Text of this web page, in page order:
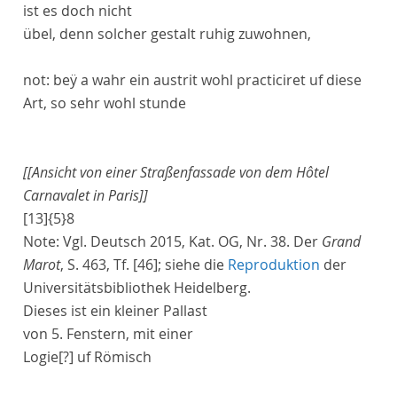
ist es doch nicht
übel, denn solcher gestalt ruhig zuwohnen,
not: beÿa wahr ein austrit wohl practiciret uf diese
Art, so sehr wohl stunde
[[Ansicht von einer Straßenfassade von dem Hôtel
Carnavalet in Paris]]
[13]{5}8
Note: Vgl. Deutsch 2015, Kat. OG, Nr. 38. Der Grand
Marot, S. 463, Tf. [46]; siehe die Reproduktion der
Universitätsbibliothek Heidelberg.
Dieses ist ein kleiner Pallast
von 5. Fenstern, mit einer
Logie[?] uf Römisch